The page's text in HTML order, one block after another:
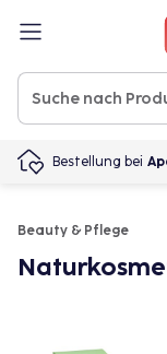
Bestellung bei
Beauty & Pflege